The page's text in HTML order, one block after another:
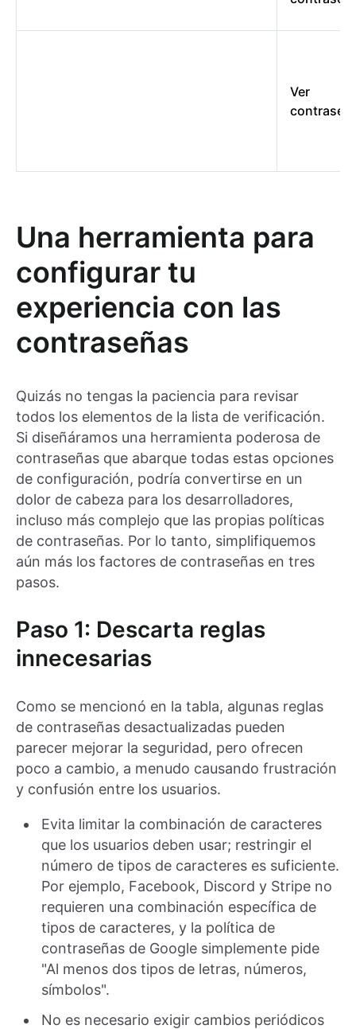
Ver
Una herramienta para
configurar tu
experiencia con las
contraseñas
Quizás no tengas la paciencia para revisar
todos los elementos de la lista de verificación.
Si diseñáramos una herramienta poderosa de
contraseñas que abarque todas estas opciones
de configuración, podría convertirse en un
dolor de cabeza para los desarrolladores,
incluso más complejo que las propias políticas
de contraseñas. Por lo tanto, simplifiquemos
aún más los factores de contraseñas en tres
pasos.
Paso 1: Descarta reglas
innecesarias
Como se mencionó en la tabla, algunas reglas
de contraseñas desactualizadas pueden
parecer mejorar la seguridad, pero ofrecen
poco a cambio, a menudo causando frustración
y confusión entre los usuarios.
Evita limitar la combinación de caracteres
que los usuarios deben usar; restringir el
número de tipos de caracteres es suficiente.
Por ejemplo, Facebook, Discord y Stripe no
requieren una combinación específica de
tipos de caracteres, y la política de
contraseñas de Google simplemente pide
"Al menos dos tipos de letras, números,
símbolos".
No es necesario exigir cambios periódicos